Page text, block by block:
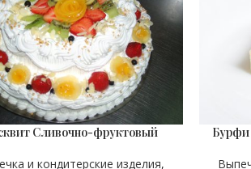
1000 гр
Сливочно-фруктовый
и кондитерские изделия,
ВЕС
Бурфи